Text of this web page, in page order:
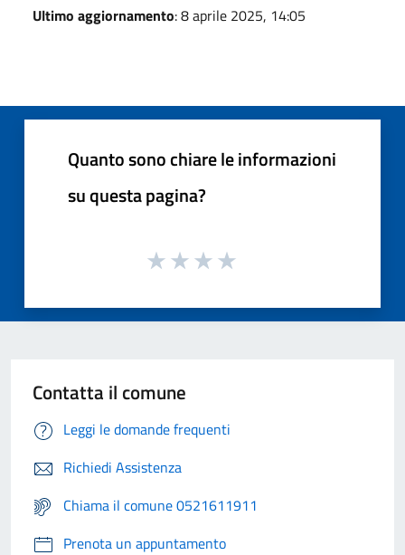
Ultimo aggiornamento: 8 aprile 2025, 14:05
Quanto sono chiare le informazioni
su questa pagina?
Contatta il comune
Leggi le domande frequenti
Richiedi Assistenza
Chiama il comune 0521611911
Prenota un appuntamento